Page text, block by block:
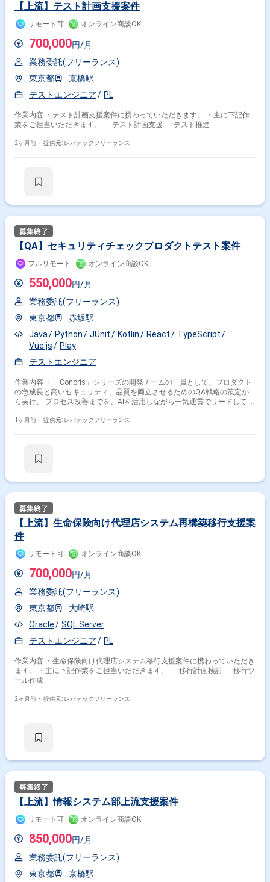
【上流】テスト計画支援案件
リモート可 オンライン商談OK
700,000円/月
業務委託(フリーランス)
東京都
京橋駅
テストエンジニア
PL
作業内容 ・テスト計画支援案件に携わっていただきます。 ・主に下記作
業をご担当いただきます。 -テスト計画支援 -テスト推進
2ヶ月前・ 提供元: レバテックフリーランス
【QA】セキュリティチェックプロダクトテスト案件
フルリモート オンライン商談OK
550,000円/月
業務委託(フリーランス)
東京都
赤坂駅
Java
Python JUnit Kotlin React
TypeScript
Vue.js
Play
テストエンジニア
作業内容 ・「Conoris」シリーズの開発チームの一員として、プロダクト
の急成長と高いセキュリティ、品質を両立させるためのQA戦略の策定か
ら実行、 プロセス改善までを、AIを活用しながら一気通貫でリードしてい
やリグレッションの企画開発 - 保守性とスピードとコストのバランスが取
なQAプロセスの構築 - システムの安定性を考慮した非機能要件の検証設
1ヶ月前・ 提供元: レバテックフリーランス
【上流】生命保険向け代理店システム再構築移行支援案
件
リモート可 オンライン商談OK
700,000円/月
業務委託(フリーランス)
東京都
大崎駅
Oracle
SQL Server
テストエンジニア
PL
作業内容 ・生命保険向け代理店システム移行支援案件に携わっていただき
ます。 ・主に下記作業をご担当いただきます。 -移行計画検討 -移行ツ
ール作成
2ヶ月前・ 提供元: レバテックフリーランス
【上流】情報システム部上流支援案件
リモート可 オンライン商談OK
850,000円/月
業務委託(フリーランス)
東京都
京橋駅